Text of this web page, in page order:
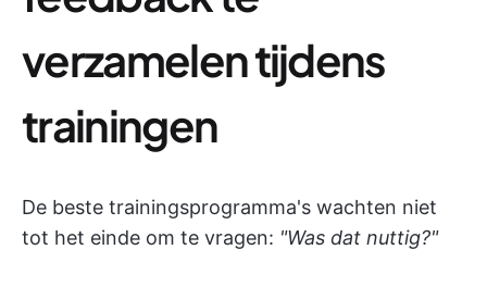
verzamelen tijdens
trainingen
De beste trainingsprogramma's wachten niet
tot het einde om te vragen: "Was dat nuttig?"